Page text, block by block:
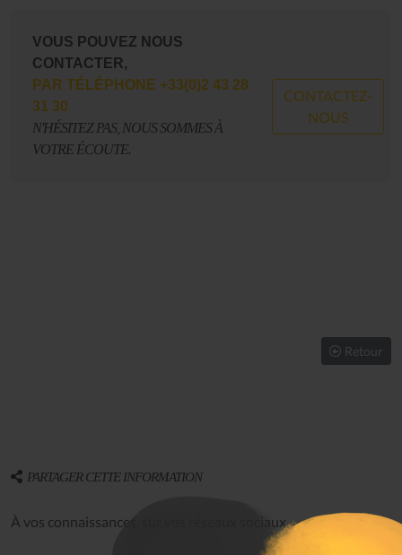
VOUS POUVEZ NOUS
CONTACTER,
PAR TÉLÉPHONE +33(0)2 43 28
31 30
N'HÉSITEZ PAS, NOUS SOMMES À
VOTRE ÉCOUTE.
CONTACTEZ-
NOUS
Retour
PARTAGER CETTE INFORMATION
À vos connaissances, sur vos réseaux sociaux.